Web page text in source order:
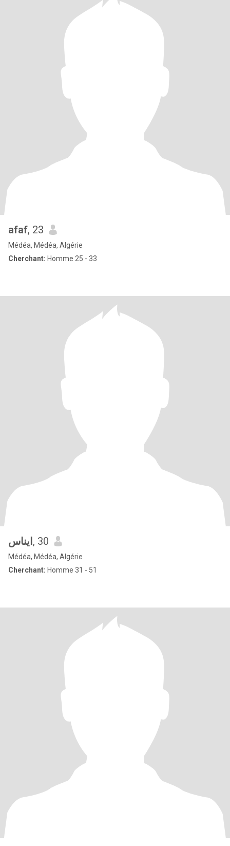
afaf, 23
Médéa, Médéa, Algérie
Cherchant: Homme 25 - 33
ايناس , 30
Médéa, Médéa, Algérie
Cherchant: Homme 31 - 51